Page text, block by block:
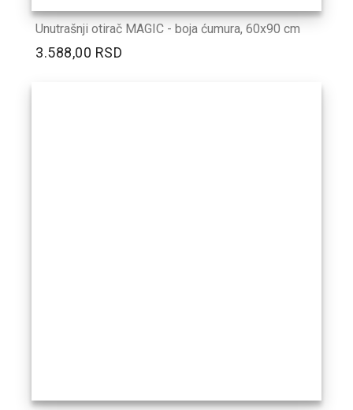
Unutrašnji otirač MAGIC - boja ćumura, 60x90 cm
3.588,00 RSD